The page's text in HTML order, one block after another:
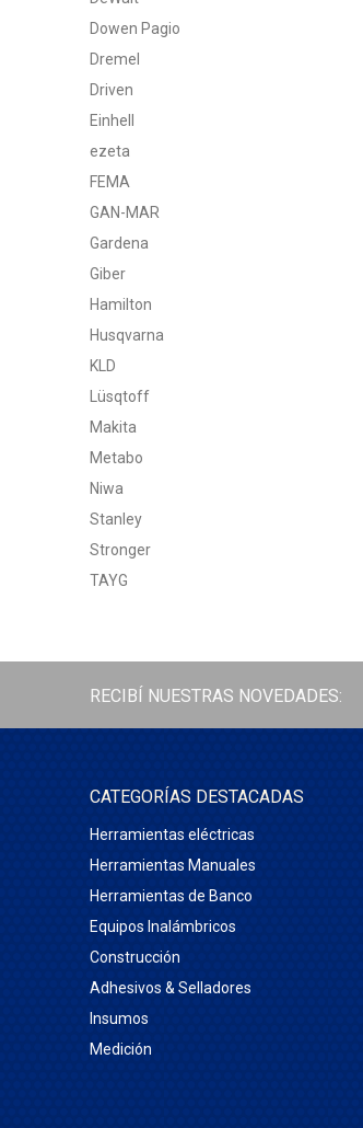
Dowen Pagio
Dremel
Driven
Einhell
ezeta
FEMA
GAN-MAR
Gardena
Giber
Hamilton
Husqvarna
KLD
Lüsqtoff
Makita
Metabo
Niwa
Stanley
Stronger
TAYG
RECIBÍ NUESTRAS NOVEDADES:
CATEGORÍAS DESTACADAS
Herramientas eléctricas
Herramientas Manuales
Herramientas de Banco
Equipos Inalámbricos
Construcción
Adhesivos & Selladores
Insumos
Medición